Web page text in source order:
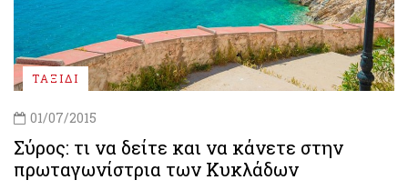
ΤΑΞΙΔΙ
01/07/2015
Σύρος: τι να δείτε και να κάνετε στην
πρωταγωνίστρια των Κυκλάδων